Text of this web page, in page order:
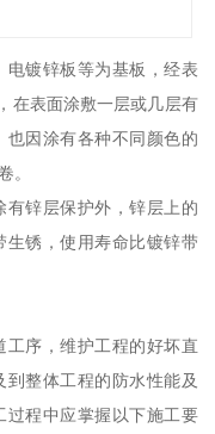
电镀锌板等为基板，经表
在表面涂敷一层或几层有
也因涂有各种不同颜色的
。
有锌层保护外，锌层上的
生锈，使用寿命比镀锌带
工序，维护工程的好坏直
整体工程的防水性能及
过程中应掌握以下施工要